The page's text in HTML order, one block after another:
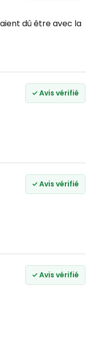
dû être avec la
✓ Avis vérifié
✓ Avis vérifié
✓ Avis vérifié